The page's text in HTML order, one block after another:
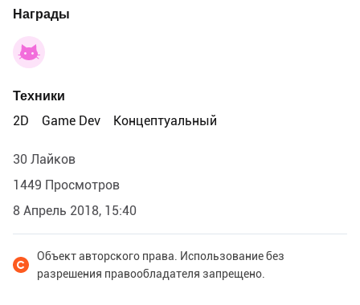
Награды
Техники
2D
Game Dev Концептуальный
30 Лайков
1449 Просмотров
8 Апрель 2018, 15:40
Объект авторского права. Использование без
разрешения правообладателя запрещено.